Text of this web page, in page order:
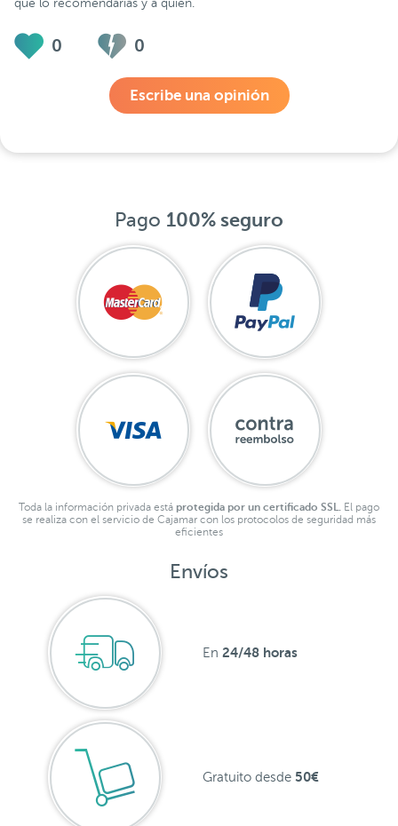
qué lo recomendarías y a quién.
0 0
Escribe una opinión
Pago 100% seguro
Toda la información privada está protegida por un certificado SSL.
El pago
se realiza con el servicio de Cajamar con los protocolos de seguridad más
eficientes
Envíos
En 24/48 horas
Gratuito desde 50€